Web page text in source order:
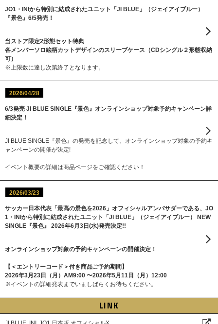
JO1・INIから特別に結成されたユニット「JI BLUE」（ジェイアイブルー）
『景色』6/5発売！
当ストア限定2形態セット特典
各メンバーソロ絵柄カットデザインのスリーブケース（CDシングル２形態収納
可）
※上限数に達し次第終了となります。
2026/04/28
6/3発売 JI BLUE SINGLE『景色』オンラインショップ対象予約キャンペーン詳
細決定！
JI BLUE SINGLE『景色』の発売を記念して、オンラインショップ対象の予約キ
ャンペーンの開催が決定!
イベント概要の詳細は商品ページをご確認ください！
2026/03/23
サッカー日本代表「最高の景色を2026」オフィシャルアンバサダーである、JO
1・INIから特別に結成されたユニット「JI BLUE」（ジェイアイブルー） NEW
SINGLE『景⾊』 2026年6⽉3⽇(⽔)発売決定!!
オンラインショップ対象の予約キャンペーンの開催決定！
【＜エントリーコード＞付き商品ご予約期間】
2026年3月23日（月）AM9:00 〜2026年5月11日（月）12:00
※イベントの詳細発表までいましばらくお待ちください。
LINK